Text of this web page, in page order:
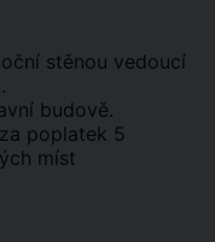
stěnou vedoucí
budově.
poplatek 5
míst